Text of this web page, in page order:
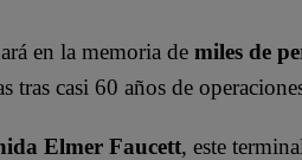
en la memoria de miles de
tras casi 60 años de
Elmer Faucett, este